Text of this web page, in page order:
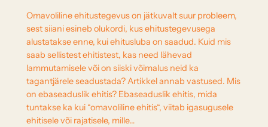
Omavoliline ehitustegevus on jätkuvalt suur probleem,
sest siiani esineb olukordi, kus ehitustegevusega
alustatakse enne, kui ehitusluba on saadud. Kuid mis
saab sellistest ehitistest, kas need lähevad
lammutamisele või on siiski võimalus neid ka
tagantjärele seadustada? Artikkel annab vastused. Mis
on ebaseaduslik ehitis? Ebaseaduslik ehitis, mida
tuntakse ka kui “omavoliline ehitis“, viitab igasugusele
ehitisele või rajatisele, mille…